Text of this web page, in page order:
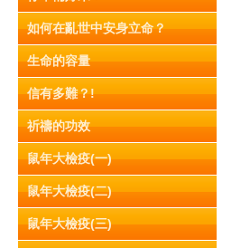
如何在亂世中安身立命？
生命的容量
信有多難？!
祈禱的功效
鼠年大檢疫(一)
鼠年大檢疫(二)
鼠年大檢疫(三)